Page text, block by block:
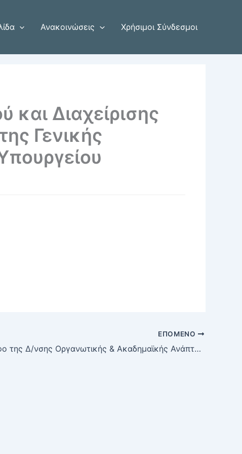
Ανακοινώσεις Χρήσιμοι Σύνδεσμοι
Διαχείρισης
Γενικής
ΕΠΌΜΕΝΟ
Έγγραφο της Δ/νσης Οργανωτικής & Ακαδημαϊκής Ανάπτυξης, της Γενικής Δ/νσης Ανωτατης Εκπαίδευσης του Υπουργείου Παιδείας & Θρησκευμάτων, με θέμα: